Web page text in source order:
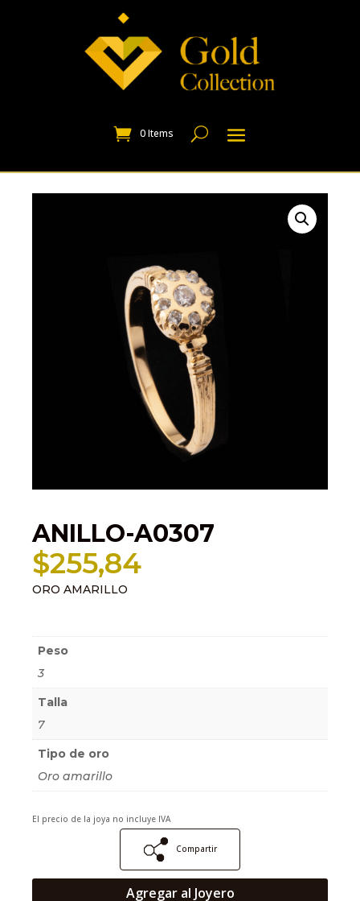
0 Items
ANILLO-A0307
$255,84
ORO AMARILLO
Peso
3
Talla
7
Tipo de oro
Oro amarillo
El precio de la joya no incluye IVA
Compartir
Agregar al Joyero